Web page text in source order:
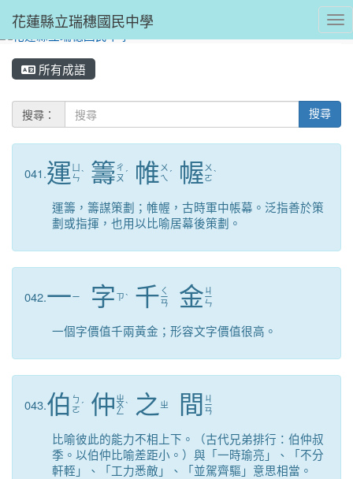
花蓮縣立瑞穗國民中學
所有成語
搜尋： 搜尋
041.運 ㄣˋ 籌ㄔ
ㄡ ˊ 帷 ㄨ
ㄟ ˊ 幄 ㄨ
ㄛˋ
運籌，籌謀策劃；帷幄，古時軍中帳幕。泛指善於策
劃或指揮，也用以比喻居幕後策劃。
042.一ㄧ 字 ㄗˋ 千 ㄑ
ㄧ
ㄢ 金 ㄐ
ㄧ
ㄣ
一個字價值千兩黃金；形容文字價值很高。
043.伯 ㄅ
ㄛ ˊ 仲 ㄓ
ㄨ
ㄥ
ˋ 之 ㄓ 間 ㄐ
ㄧ
ㄢ
比喻彼此的能力不相上下。（古代兄弟排行：伯仲叔
季。以伯仲比喻差距小。）與「一時瑜亮」、「不分
軒輊」、「工力悉敵」、「並駕齊驅」意思相當。